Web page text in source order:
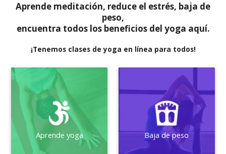
Aprende meditación, reduce el estrés, baja de
peso,
encuentra todos los beneficios del yoga aquí.
¡Tenemos clases de yoga en línea para todos!
Aprende yoga Baja de peso